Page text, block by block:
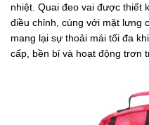
nhiệt. Quai đeo vai được thiết
điều chỉnh, cùng với mặt lưng
mang lại sự thoải mái tối đa
cấp, bền bỉ và hoạt động trơn